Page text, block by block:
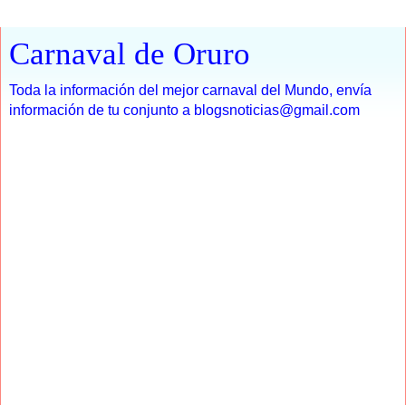
Carnaval de Oruro
Toda la información del mejor carnaval del Mundo, envía
información de tu conjunto a blogsnoticias@gmail.com